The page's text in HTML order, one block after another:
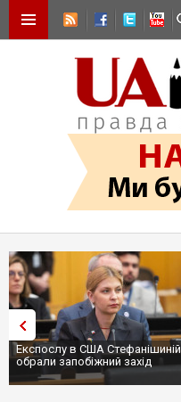
Експослу в США Стефанішиній
обрали запобіжний захід